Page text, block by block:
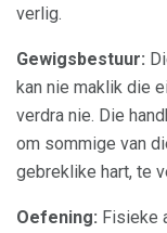
verlig.
Gewigsbestuur:
kan nie maklik die
verdra nie. Die
om sommige van
gebreklike hart, te
Oefening: Fisieke